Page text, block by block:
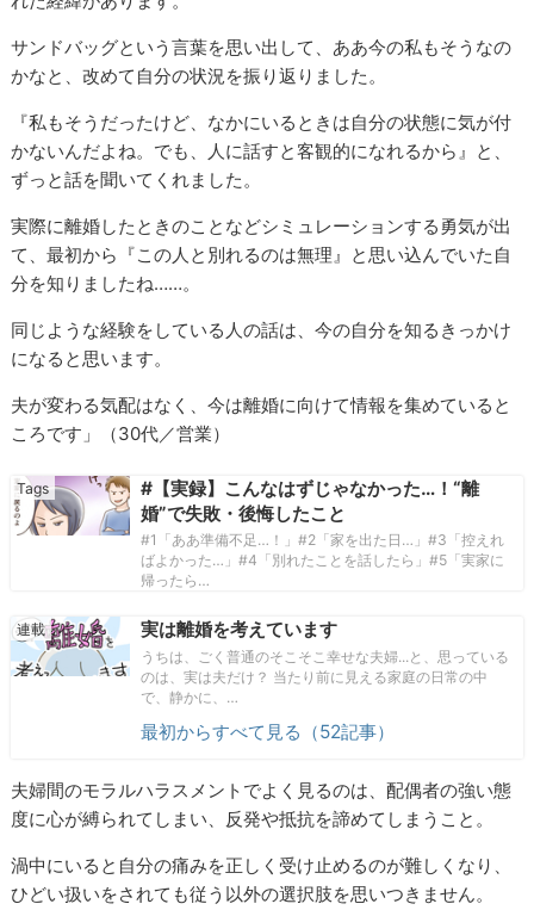
サンドバッグという言葉を思い出して、ああ今の私もそうなの
かなと、改めて自分の状況を振り返りました。
『私もそうだったけど、なかにいるときは自分の状態に気が付
かないんだよね。でも、人に話すと客観的になれるから』と、
ずっと話を聞いてくれました。
実際に離婚したときのことなどシミュレーションする勇気が出
て、最初から『この人と別れるのは無理』と思い込んでいた自
分を知りましたね……。
同じような経験をしている人の話は、今の自分を知るきっかけ
になると思います。
夫が変わる気配はなく、今は離婚に向けて情報を集めていると
ころです」（30代／営業）
#【実録】こんなはずじゃなかった…！“離
婚”で失敗・後悔したこと
#1「ああ準備不足…！」#2「家を出た日…」#3「控えれ
ばよかった…」#4「別れたことを話したら」#5「実家に
帰ったら…
実は離婚を考えています
うちは、ごく普通のそこそこ幸せな夫婦...と、思っている
のは、実は夫だけ？ 当たり前に見える家庭の日常の中
で、静かに、…
最初からすべて見る（52記事）
夫婦間のモラルハラスメントでよく見るのは、配偶者の強い態
度に心が縛られてしまい、反発や抵抗を諦めてしまうこと。
渦中にいると自分の痛みを正しく受け止めるのが難しくなり、
ひどい扱いをされても従う以外の選択肢を思いつきません。